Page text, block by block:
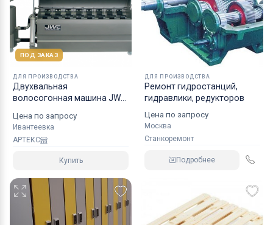
ПОД ЗАКАЗ
ДЛЯ ПРОИЗВОДСТВА
Двухвальная
волосогонная машина JWE-
Цена по запросу
Ивантеевка
АРТЕКС
Купить
ДЛЯ ПРОИЗВОДСТВА
Ремонт гидростанций,
гидравлики, редукторов
Цена по запросу
Москва
Станкоремонт
Подробнее